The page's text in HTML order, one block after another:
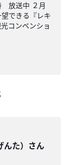
放送中 ２月
できる『レキ
コンベンショ
んた）さん